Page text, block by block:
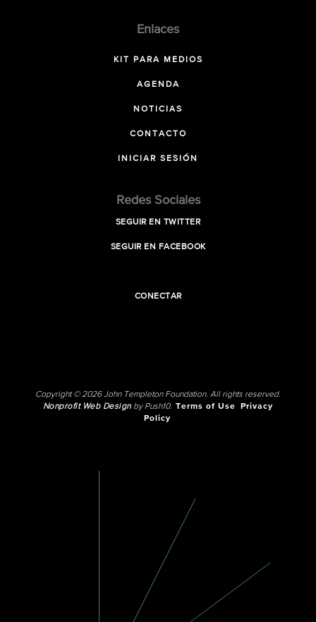
Enlaces
KIT PARA MEDIOS
AGENDA
NOTICIAS
CONTACTO
INICIAR SESIÓN
Redes Sociales
SEGUIR EN TWITTER
SEGUIR EN FACEBOOK
CONECTAR
Copyright © 2026 John Templeton Foundation. All rights reserved.
Nonprofit Web Designby Push10. Terms of Use
Privacy
Policy